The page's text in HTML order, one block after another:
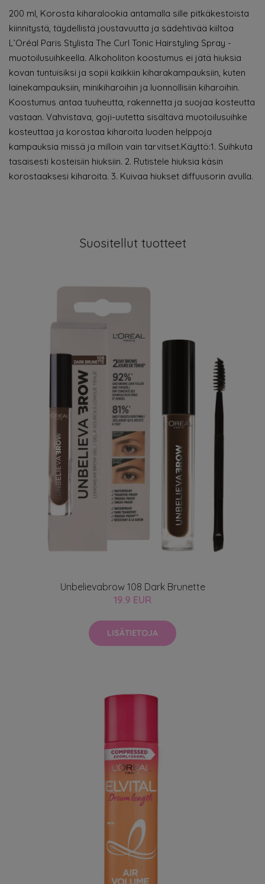
200 ml, Korosta kiharalookia antamalla sille pitkäkestoista
kiinnitystä, täydellistä joustavuutta ja sädehtivää kiiltoa
L’Oréal Paris Stylista The Curl Tonic Hairstyling Spray -
muotoilusuihkeella. Alkoholiton koostumus ei jätä hiuksia
kovan tuntuisiksi ja sopii kaikkiin kiharakampauksiin, kuten
lainekampauksiin, minikiharoihin ja luonnollisiin kiharoihin.
Koostumus antaa tuuheutta, rakennetta ja suojaa kosteutta
vastaan. Vahvistava, goji-uutetta sisältävä muotoilusuihke
kosteuttaa ja korostaa kiharoita luoden helppoja
kampauksia missä ja milloin vain tarvitset.Käyttö:1. Suihkuta
tasaisesti kosteisiin hiuksiin. 2. Rutistele hiuksia käsin
korostaaksesi kiharoita. 3. Kuivaa hiukset diffuusorin avulla.
Suositellut tuotteet
Unbelievabrow 108 Dark Brunette
19.9 EUR
LISÄTIETOJA